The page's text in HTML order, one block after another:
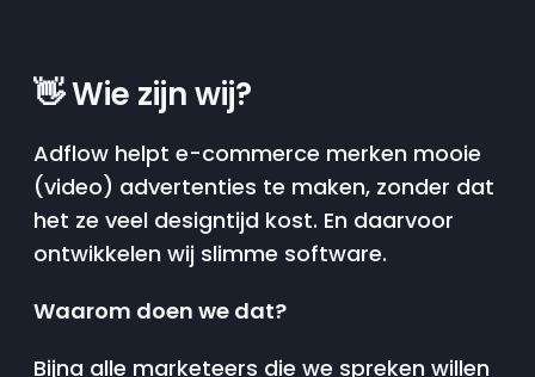
👋Wie zijn wij?‍‍
Adflow helpt e-commerce merken mooie
(video) advertenties te maken, zonder dat
het ze veel designtijd kost. En daarvoor
ontwikkelen wij slimme software.
Waarom doen we dat?
Bijna alle marketeers die we spreken willen